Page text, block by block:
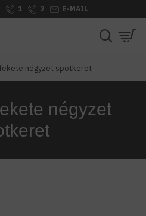
1 2 E-MAIL
négyzet spotkeret
négyzet